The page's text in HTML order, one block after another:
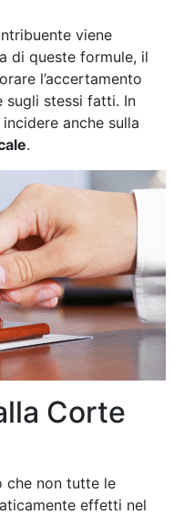
viene
di queste formule, il
l’accertamento
sugli stessi fatti. In
anche sulla
.
Corte
che non tutte le
effetti nel